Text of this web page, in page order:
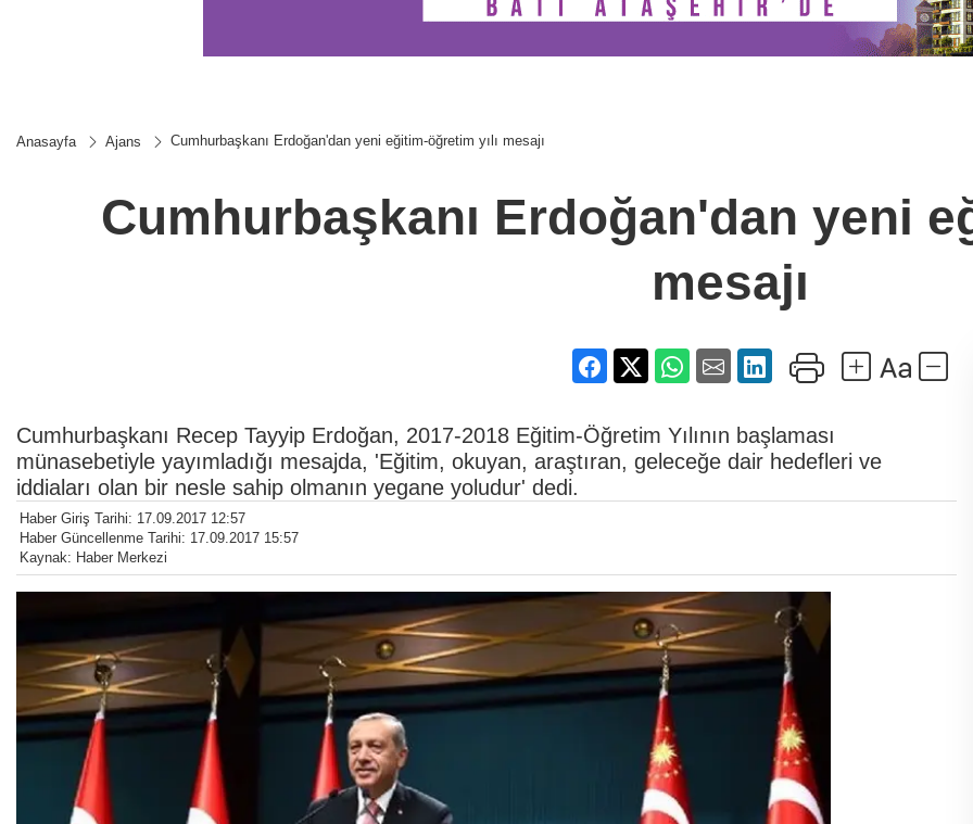
Anasayfa Ajans Cumhurbaşkanı Erdoğan'dan yeni eğitim-öğretim yılı mesajı
Cumhurbaşkanı Erdoğan'dan yeni
mesajı
Cumhurbaşkanı Recep Tayyip Erdoğan, 2017-2018 Eğitim-Öğretim Yılının başlaması
münasebetiyle yayımladığı mesajda, 'Eğitim, okuyan, araştıran, geleceğe dair hedefleri ve
iddiaları olan bir nesle sahip olmanın yegane yoludur' dedi.
Haber Giriş Tarihi: 17.09.2017 12:57
Haber Güncellenme Tarihi: 17.09.2017 15:57
Kaynak: Haber Merkezi